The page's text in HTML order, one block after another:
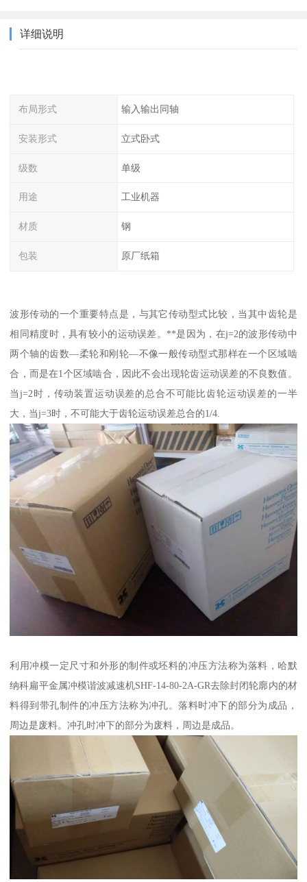
详细说明
布局形式 输入输出同轴
安装形式 立式卧式
级数 单级
用途 工业机器
材质 钢
包装 原厂纸箱
波形传动的一个重要特点是，与其它传动型式比较，当其中齿轮是
相同精度时，具有较小的运动误差。**是因为，在j=2的波形传动中
两个轴的齿数—柔轮和刚轮—不像一般传动型式那样在一个区域啮
合，而是在1个区域啮合，因此不会出现轮齿运动误差的不良数值。
当j=2时，传动装置运动误差的总合不可能比齿轮运动误差的一半
大，当j=3时，不可能大于齿轮运动误差总合的1/4.
利用冲模一定尺寸和外形的制件或坯料的冲压方法称为落料，哈默
纳科扁平金属冲模谐波减速机SHF-14-80-2A-GR去除封闭轮廓内的材
料得到带孔制件的冲压方法称为冲孔。落料时冲下的部分为成品，
周边是废料。冲孔时冲下的部分为废料，周边是成品。